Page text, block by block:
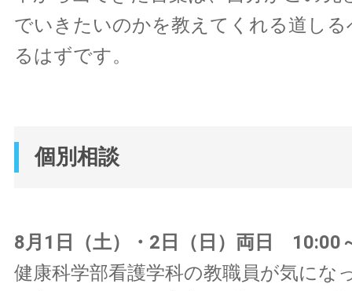
でいきたいのかを教えてくれる道し
るはずです。
個別相談
8月1日（土）・2日（日）両日 10:00
健康科学部看護学科の教職員が気にな